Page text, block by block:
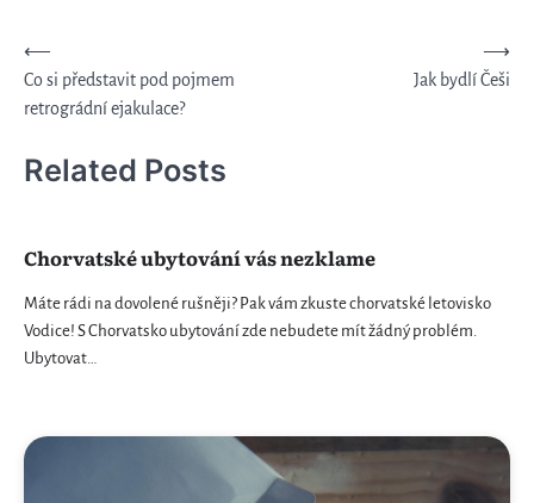
Navigace
pro
příspěvek
⟵
Co si představit pod pojmem
retrográdní ejakulace?
Jak bydlí Češi
⟶
Related Posts
Chorvatské ubytování vás nezklame
Máte rádi na dovolené rušněji? Pak vám zkuste chorvatské letovisko
Vodice! S Chorvatsko ubytování zde nebudete mít žádný problém.
Ubytovat…